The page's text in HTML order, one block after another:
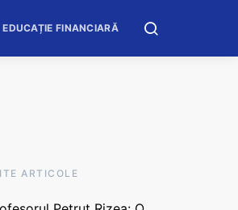
EDUCAȚIE FINANCIARĂ
ARTICOLE